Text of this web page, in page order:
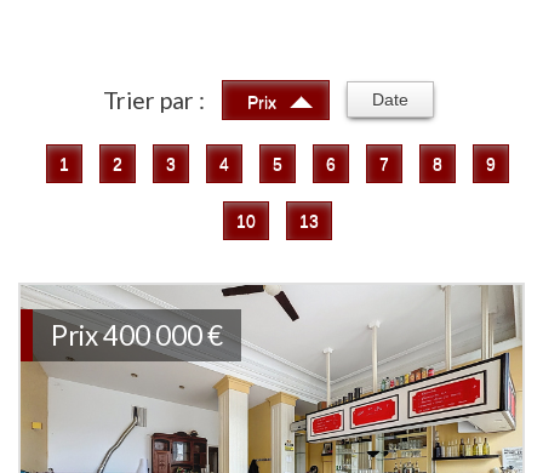
Trier par : Prix Date
1 2 3 4 5 6 7 8 9
10 13
Prix400 000 €